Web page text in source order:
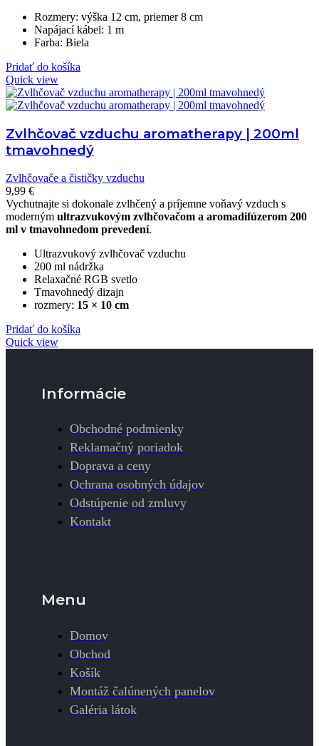
Rozmery: výška 12 cm, priemer 8 cm
Napájací kábel: 1 m
Farba: Biela
Pridať do košíka
Quick view
Zvlhčovač vzduchu aromatherapy | 200ml
tmavohnedý
Zvlhčovače a čističky vzduchu
9,99 €
Vychutnajte si dokonale zvlhčený a príjemne voňavý vzduch s
moderným ultrazvukovým zvlhčovačom a aromadifúzerom 200
ml v tmavohnedom prevedení.
Ultrazvukový zvlhčovač vzduchu
200 ml nádržka
Relaxačné RGB svetlo
Tmavohnedý dizajn
rozmery: 15 × 10 cm
Pridať do košíka
Quick view
Informácie
Obchodné podmienky
Reklamačný poriadok
Doprava a ceny
Ochrana osobných údajov
Odstúpenie od zmluvy
Kontakt
Menu
Domov
Obchod
Košík
Montáž čalúnených panelov
Galéria látok